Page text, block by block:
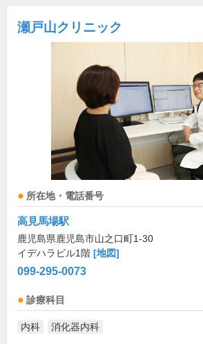
瀬戸山クリニック
所在地・電話番号
高見馬場駅
鹿児島県鹿児島市山之口町1-30
イデハラビル1階 [地図]
099-295-0073
診療科目
内科 消化器内科